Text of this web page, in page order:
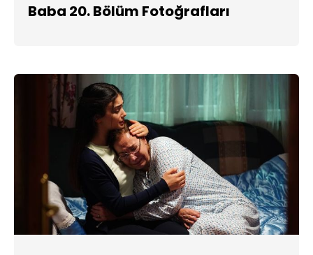
Baba 20. Bölüm Fotoğrafları